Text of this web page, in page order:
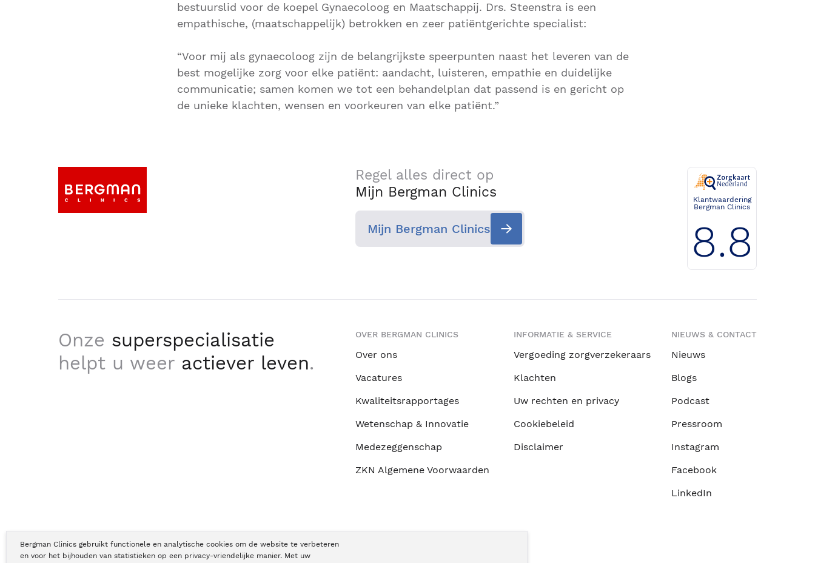
Bergman Clinics gebruikt functionele en analytische cookies om de website te verbeteren
en voor het bijhouden van statistieken op een privacy-vriendelijke manier. Met uw
bestuurslid voor de koepel Gynaecoloog en Maatschappij. Drs. Steenstra is een
empathische, (maatschappelijk) betrokken en zeer patiëntgerichte specialist:
“Voor mij als gynaecoloog zijn de belangrijkste speerpunten naast het leveren van de
best mogelijke zorg voor elke patiënt: aandacht, luisteren, empathie en duidelijke
communicatie; samen komen we tot een behandelplan dat passend is en gericht op
de unieke klachten, wensen en voorkeuren van elke patiënt.”
Regel alles direct op
Mijn Bergman Clinics
Mijn Bergman Clinics
Klantwaardering
Bergman Clinics
8.8
Onze superspecialisatie
helpt u weer actiever leven.
OVER BERGMAN CLINICS
Over ons
Vacatures
Kwaliteitsrapportages
Wetenschap & Innovatie
Medezeggenschap
ZKN Algemene Voorwaarden
INFORMATIE & SERVICE
Vergoeding zorgverzekeraars
Klachten
Uw rechten en privacy
Cookiebeleid
Disclaimer
NIEUWS & CONTACT
Nieuws
Blogs
Podcast
Pressroom
Instagram
Facebook
LinkedIn